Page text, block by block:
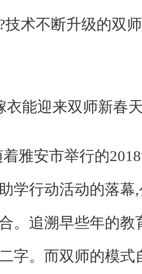
技术不断升级的双
衣能迎来双师新春
雅安市举行的
学行动活动的落
。追溯早些年的
字。而双师的模式